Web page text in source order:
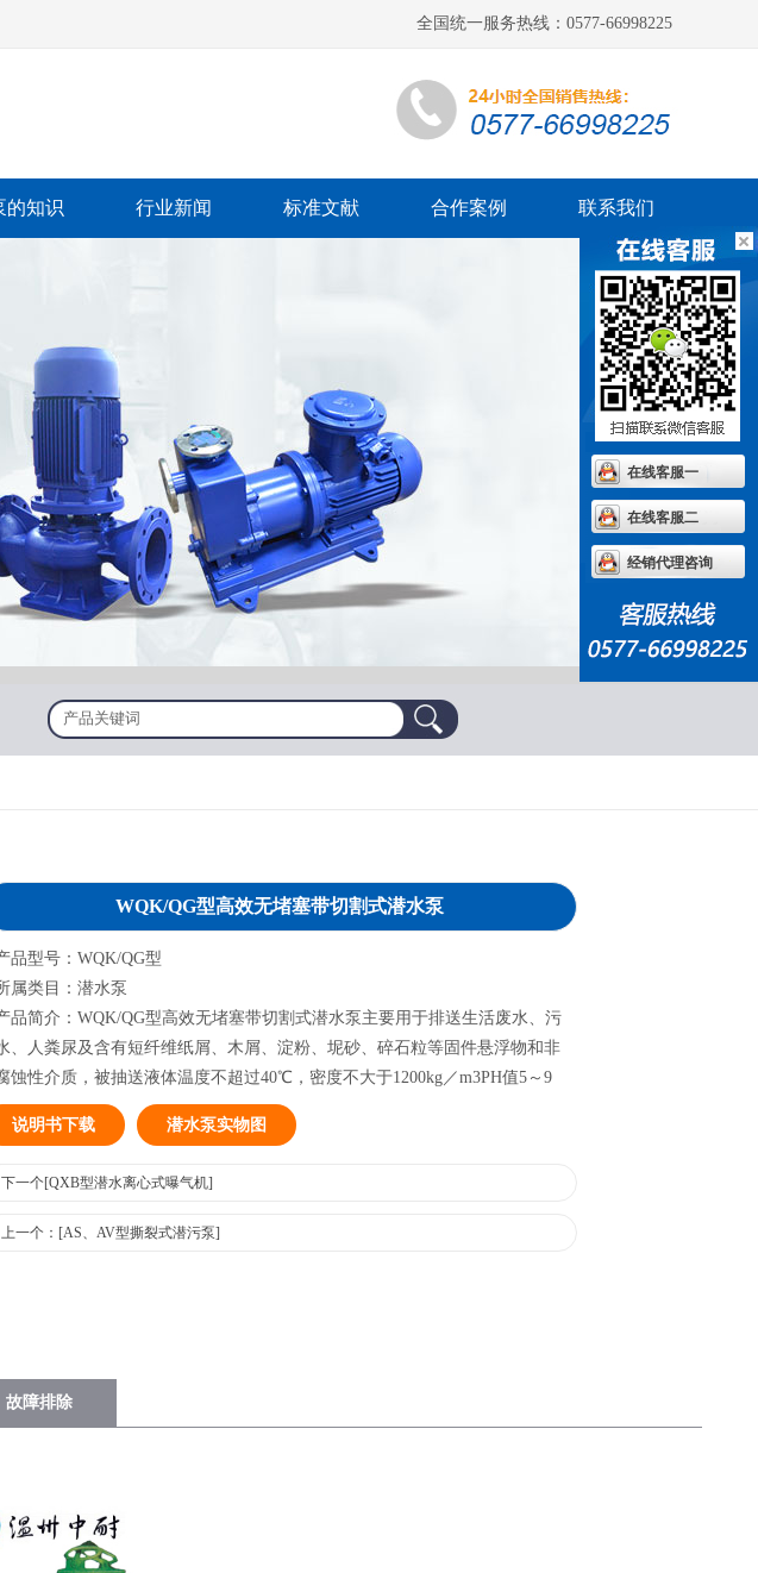
全国统一服务热线：0577-66998225
的知识 行业新闻 标准文献 合作案例 联系我们
WQK/QG型高效无堵塞带切割式潜水泵
品型号：WQK/QG型
属类目：潜水泵
品简介：WQK/QG型高效无堵塞带切割式潜水泵主要用于排送生活废水、污
、人粪尿及含有短纤维纸屑、木屑、淀粉、坭砂、碎石粒等固件悬浮物和非
蚀性介质，被抽送液体温度不超过40℃，密度不大于1200kg／m3PH值5～9
说明书下载 潜水泵实物图
下一个[QXB型潜水离心式曝气机]
上一个：[AS、AV型撕裂式潜污泵]
故障排除
在线客服一
在线客服二
经销代理咨询